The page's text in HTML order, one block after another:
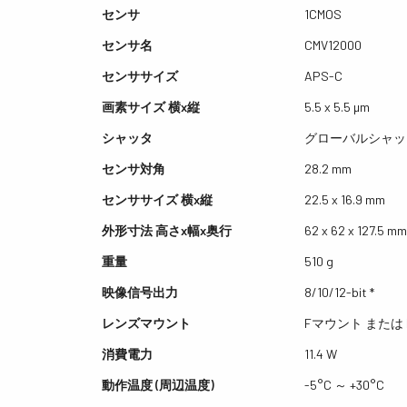
センサ
1CMOS
センサ名
CMV12000
センササイズ
APS-C
画素サイズ 横x縦
5.5 x 5.5 µm
シャッタ
グローバルシャ
センサ対角
28.2 mm
センササイズ 横x縦
22.5 x 16.9 mm
外形寸法 高さx幅x奥行
62 x 62 x 127.5 mm
重量
510 g
映像信号出力
8/10/12-bit *
レンズマウント
Fマウント または
消費電力
11.4 W
動作温度 (周辺温度)
-5°C ～ +30°C